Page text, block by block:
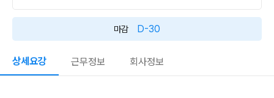
마감 D-30
상세요강 근무정보 회사정보